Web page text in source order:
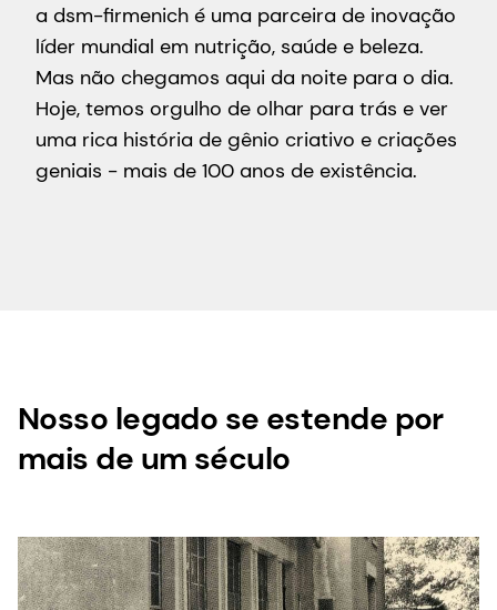
a dsm-firmenich é uma parceira de inovação
líder mundial em nutrição, saúde e beleza.
Mas não chegamos aqui da noite para o dia.
Hoje, temos orgulho de olhar para trás e ver
uma rica história de gênio criativo e criações
geniais - mais de 100 anos de existência.
Nosso legado se estende por
mais de um século